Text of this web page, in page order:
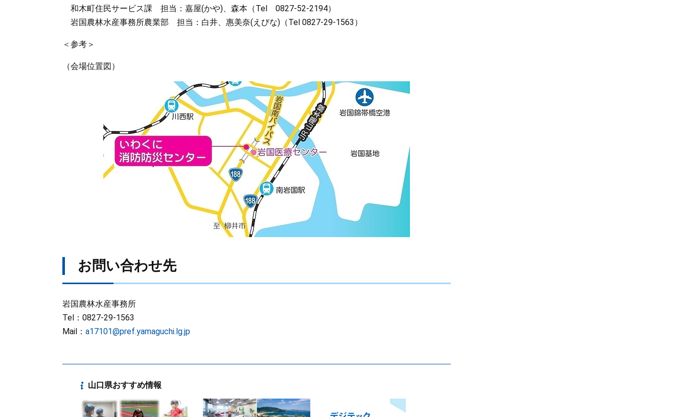
和木町住民サービス課 担当：嘉屋(かや)、森本（Tel 0827-52-2194）
岩国農林水産事務所農業部 担当：白井、惠美奈(えびな)（Tel 0827-29-1563）
＜参考＞
（会場位置図）
お問い合わせ先
岩国農林水産事務所
Tel：0827-29-1563
Mail： a17101@pref.yamaguchi.lg.jp
山口県おすすめ情報